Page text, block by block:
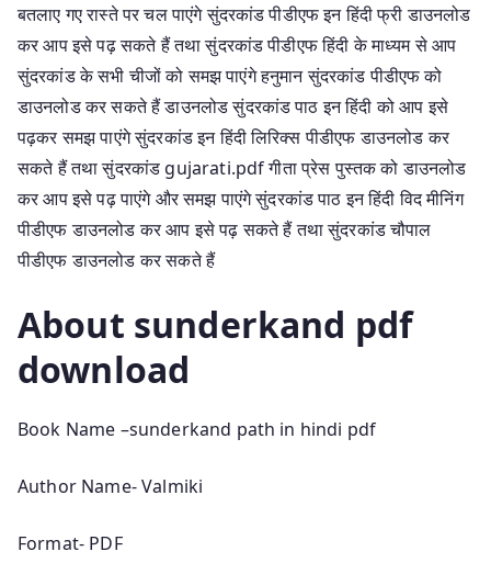
बतलाए गए रास्ते पर चल पाएंगे सुंदरकांड पीडीएफ इन हिंदी फ्री डाउनलोड
कर आप इसे पढ़ सकते हैं तथा सुंदरकांड पीडीएफ हिंदी के माध्यम से आप
सुंदरकांड के सभी चीजों को समझ पाएंगे हनुमान सुंदरकांड पीडीएफ को
डाउनलोड कर सकते हैं डाउनलोड सुंदरकांड पाठ इन हिंदी को आप इसे
पढ़कर समझ पाएंगे सुंदरकांड इन हिंदी लिरिक्स पीडीएफ डाउनलोड कर
सकते हैं तथा सुंदरकांड gujarati.pdf गीता प्रेस पुस्तक को डाउनलोड
कर आप इसे पढ़ पाएंगे और समझ पाएंगे सुंदरकांड पाठ इन हिंदी विद मीनिंग
पीडीएफ डाउनलोड कर आप इसे पढ़ सकते हैं तथा सुंदरकांड चौपाल
पीडीएफ डाउनलोड कर सकते हैं
About sunderkand pdf
download
Book Name –sunderkand path in hindi pdf
Author Name- Valmiki
Format- PDF